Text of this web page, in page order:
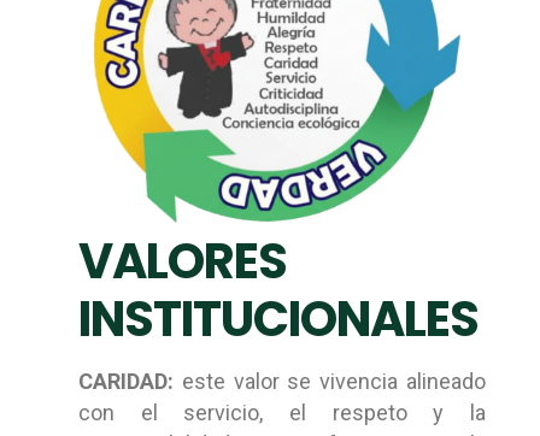
VALORES
INSTITUCIONALES
CARIDAD: este valor se vivencia alineado
con el servicio, el respeto y la